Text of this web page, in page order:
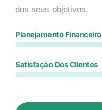
dos seus objetivos.
Planejamento Financeiro
Satisfação Dos Clientes